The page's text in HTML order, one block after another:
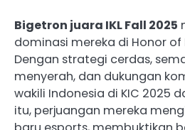
Bigetron juara IKL Fall 2025
dominasi mereka di Honor of
Dengan strategi cerdas,
menyerah, dan dukungan
wakili Indonesia di KIC 2025
itu, perjuangan mereka